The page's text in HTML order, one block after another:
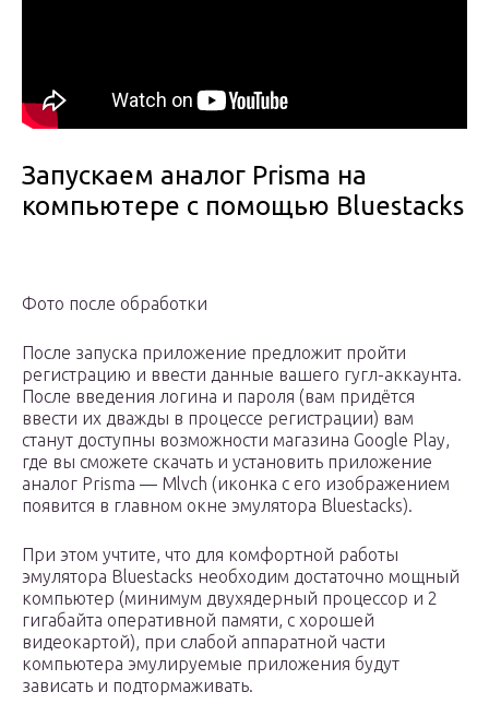
Запускаем аналог Prisma на
компьютере с помощью Bluestacks
Фото после обработки
После запуска приложение предложит пройти
регистрацию и ввести данные вашего гугл-аккаунта.
После введения логина и пароля (вам придётся
ввести их дважды в процессе регистрации) вам
станут доступны возможности магазина Google Play,
где вы сможете скачать и установить приложение
аналог Prisma — Mlvch (иконка с его изображением
появится в главном окне эмулятора Bluestacks).
При этом учтите, что для комфортной работы
эмулятора Bluestacks необходим достаточно мощный
компьютер (минимум двухядерный процессор и 2
гигабайта оперативной памяти, с хорошей
видеокартой), при слабой аппаратной части
компьютера эмулируемые приложения будут
зависать и подтормаживать.